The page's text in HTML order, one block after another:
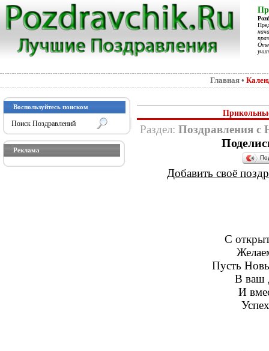
Главная •
Воспользуйтесь поиском
Реклама
Раздел: Поздравления
Добавить своё
С
Пусть
В ваш
И